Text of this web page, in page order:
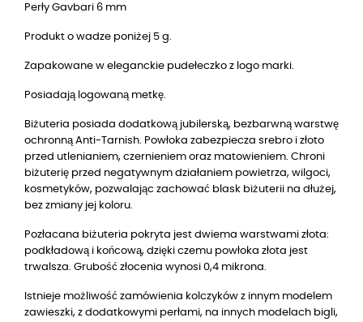
Perły Gavbari 6 mm
Produkt o wadze poniżej 5 g.
Zapakowane w eleganckie pudełeczko z logo marki.
Posiadają logowaną metkę.
Biżuteria posiada dodatkową jubilerską, bezbarwną warstwę
ochronną Anti-Tarnish. Powłoka zabezpiecza srebro i złoto
przed utlenianiem, czernieniem oraz matowieniem. Chroni
biżuterię przed negatywnym działaniem powietrza, wilgoci,
kosmetyków, pozwalając zachować blask biżuterii na dłużej,
bez zmiany jej koloru.
Pozłacana biżuteria pokryta jest dwiema warstwami złota:
podkładową i końcową, dzięki czemu powłoka złota jest
trwalsza. Grubość złocenia wynosi 0,4 mikrona.
Istnieje możliwość zamówienia kolczyków z innym modelem
zawieszki, z dodatkowymi perłami, na innych modelach bigli,